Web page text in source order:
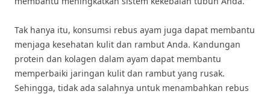
Tak hanya itu, konsumsi rebus ayam juga dapat membantu
menjaga kesehatan kulit dan rambut Anda. Kandungan
protein dan kolagen dalam ayam dapat membantu
memperbaiki jaringan kulit dan rambut yang rusak.
Sehingga, tidak ada salahnya untuk menambahkan rebus